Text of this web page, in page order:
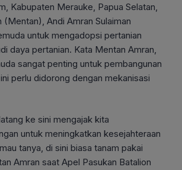
Kabupaten Merauke, Papua Selatan,
(Mentan), Andi Amran Sulaiman
untuk mengadopsi pertanian
daya pertanian. Kata Mentan Amran,
sangat penting untuk pembangunan
perlu didorong dengan mekanisasi
ke sini mengajak kita
untuk meningkatkan kesejahteraan
tanya, di sini biasa tanam pakai
Amran saat Apel Pasukan Batalion